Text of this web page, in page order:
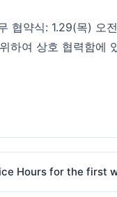
협약식: 1.29(목) 오
하여 상호 협력함에
Hours for the first